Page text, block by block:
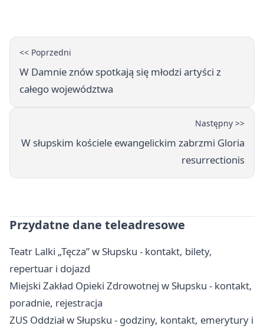
<< Poprzedni
W Damnie znów spotkają się młodzi artyści z
całego województwa
Następny >>
W słupskim kościele ewangelickim zabrzmi Gloria
resurrectionis
Przydatne dane teleadresowe
Teatr Lalki „Tęcza” w Słupsku - kontakt, bilety,
repertuar i dojazd
Miejski Zakład Opieki Zdrowotnej w Słupsku - kontakt,
poradnie, rejestracja
ZUS Oddział w Słupsku - godziny, kontakt, emerytury i